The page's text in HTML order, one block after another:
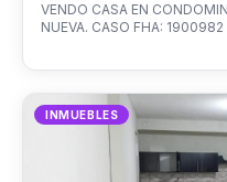
VENDO CASA EN
NUEVA. CASO FHA:
INMUEBLES